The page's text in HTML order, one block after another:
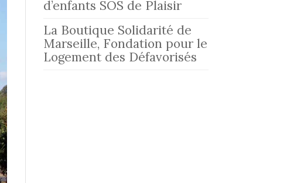
d’enfants SOS de Plaisir
La Boutique Solidarité de
Marseille, Fondation pour le
Logement des Défavorisés